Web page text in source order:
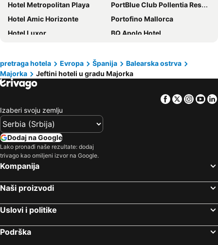
Hotel Metropolitan Playa
PortBlue Club Pollentia Resort & Spa
Hotel Amic Horizonte
Portofino Mallorca
Hotel Luxor
BQ Apolo Hotel
Iberostar Waves Alcudia Park
Alua Leo
BQ Amfora Beach
Galaxia Boutique Hotel
Iberostar Waves Cristina
BLUESEA Gran Playa
Barcelo Ponent Beach
Seramar Luna Park Adults Only
BJ Playa Blanca
whala!beach
Eix Alcudia Hotel Adults Only
Alua Boccaccio
BQ Can Picafort Hotel
BQ Augusta Hotel
Hotel Palma Bellver Affiliated by Meliá
pretraga hotela Evropa Španija
Balearska ostrva
Majorka
Jeftini hoteli u gradu Majorka
Facebook
Twitter
Izaberi svoju zemlju
Dodaj na Google
Lako pronađi naše rezultate: dodaj
trivago kao omiljeni izvor na Google.
Kompanija
Naši proizvodi
Uslovi i politike
Podrška